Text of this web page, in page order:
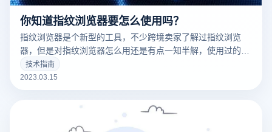
你知道指纹浏览器要怎么使用吗？
指纹浏览器是个新型的工具，不少跨境卖家了解过指纹浏览
器，但是对指纹浏览器怎么用还是有点一知半解，使用过的用
户都知道，指纹浏览器是一款可以修改网络指纹的浏览器。因
为我们每个账号登录电脑都会留下我们的指纹信息，通过这些
是否是关联的。那指纹浏览器要怎么使用呢？
技术指南
2023.03.15